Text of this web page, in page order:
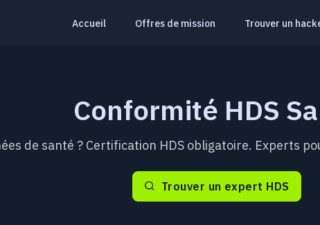
Accueil Offres de mission Trouver un
Conformité HDS
de santé ? Certification HDS obligatoire. Experts
Trouver un expert HDS